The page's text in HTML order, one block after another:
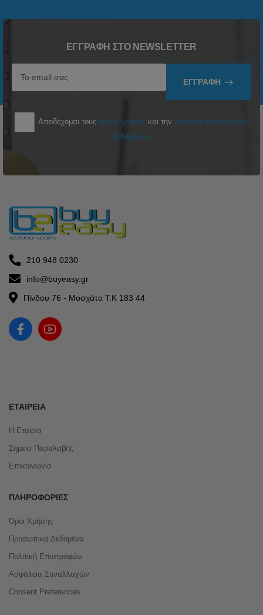
ΕΓΓΡΑΦΉ ΣΤΟ NEWSLETTER
ΕΓΓΡΑΦΉ
Αποδέχομαι τους όρους χρήσης και την πολιτική προσωπικών
δεδομένων
210 948 0230
info@buyeasy.gr
Πίνδου 76 - Μοσχάτο Τ.Κ 183 44
ΕΤΑΙΡΕΊΑ
Η Εταιρία
Σημεία Παραλαβής
Επικοινωνία
ΠΛΗΡΟΦΟΡΊΕΣ
Όροι Χρήσης
Προσωπικά Δεδομένα
Πολιτική Επιστροφών
Ασφάλεια Συναλλαγών
Consent Preferences